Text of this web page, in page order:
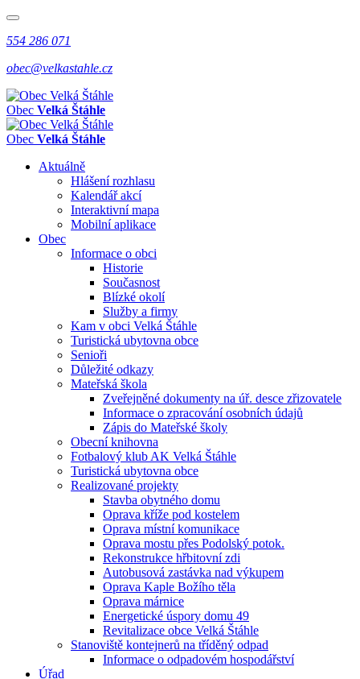
554 286 071
obec@velkastahle.cz
Obec Velká Štáhle
Obec Velká Štáhle
Aktuálně
Hlášení rozhlasu
Kalendář akcí
Interaktivní mapa
Mobilní aplikace
Obec
Informace o obci
Historie
Současnost
Blízké okolí
Služby a firmy
Kam v obci Velká Štáhle
Turistická ubytovna obce
Senioři
Důležité odkazy
Mateřská škola
Zveřejněné dokumenty na úř. desce zřizovatele
Informace o zpracování osobních údajů
Zápis do Mateřské školy
Obecní knihovna
Fotbalový klub AK Velká Štáhle
Turistická ubytovna obce
Realizované projekty
Stavba obytného domu
Oprava kříže pod kostelem
Oprava místní komunikace
Oprava mostu přes Podolský potok.
Rekonstrukce hřbitovní zdi
Autobusová zastávka nad výkupem
Oprava Kaple Božího těla
Oprava márnice
Energetické úspory domu 49
Revitalizace obce Velká Štáhle
Stanoviště kontejnerů na tříděný odpad
Informace o odpadovém hospodářství
Úřad